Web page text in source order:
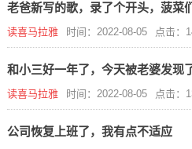
老爸新写的歌，录了个开头，菠菜
读喜马拉雅 时间：2022-08-05 点击：
和小三好一年了，今天被老婆发现
读喜马拉雅 时间：2022-08-05 点击：
公司恢复上班了，我有点不适应